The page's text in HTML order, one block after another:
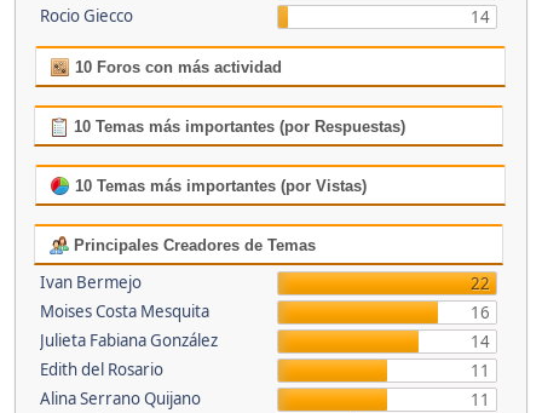
Rocio Giecco
14
10 Foros con más actividad
10 Temas más importantes (por Respuestas)
10 Temas más importantes (por Vistas)
Principales Creadores de Temas
Ivan Bermejo
22
Moises Costa Mesquita
16
Julieta Fabiana González
14
Edith del Rosario
11
Alina Serrano Quijano
11